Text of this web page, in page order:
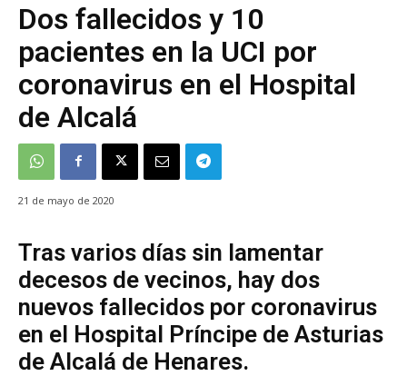
Dos fallecidos y 10
pacientes en la UCI por
coronavirus en el Hospital
de Alcalá
21 de mayo de 2020
Tras varios días sin lamentar
decesos de vecinos, hay dos
nuevos fallecidos por coronavirus
en el Hospital Príncipe de Asturias
de Alcalá de Henares.